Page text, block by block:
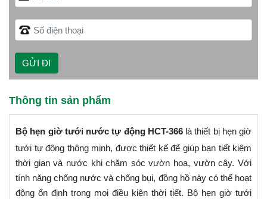
Thông tin sản phẩm
Bộ hẹn giờ tưới nước tự động HCT-366là thiết bị hẹn giờ
tưới tự động thông minh, được thiết kế để giúp bạn tiết kiệm
thời gian và nước khi chăm sóc vườn hoa, vườn cây. Với
tính năng chống nước và chống bụi, đồng hồ này có thể hoạt
động ổn định trong mọi điều kiện thời tiết. Bộ hẹn giờ tưới